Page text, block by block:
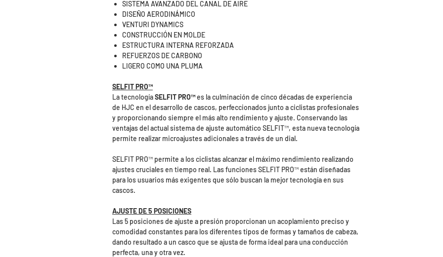
SISTEMA AVANZADO DEL CANAL DE AIRE
DISEÑO AERODINÁMICO
VENTURI DYNAMICS
CONSTRUCCIÓN EN MOLDE
ESTRUCTURA INTERNA REFORZADA
REFUERZOS DE CARBONO
LIGERO COMO UNA PLUMA
SELFIT PRO™️
La tecnologíaSELFIT PRO™️es la culminación de cinco décadas de experiencia
de HJC en el desarrollo de cascos, perfeccionados junto a ciclistas profesionales
y proporcionando siempre el más alto rendimiento y ajuste. Conservando las
ventajas del actual sistema de ajuste automático SELFIT™️, esta nueva tecnología
permite realizar microajustes adicionales a través de un dial.
SELFIT PRO™️ permite a los ciclistas alcanzar el máximo rendimiento realizando
ajustes cruciales en tiempo real. Las funciones SELFIT PRO™️ están diseñadas
para los usuarios más exigentes que sólo buscan la mejor tecnología en sus
cascos.
AJUSTE DE 5 POSICIONES
Las 5 posiciones de ajuste a presión proporcionan un acoplamiento preciso y
comodidad constantes para los diferentes tipos de formas y tamaños de cabeza,
dando resultado a un casco que se ajusta de forma ideal para una conducción
perfecta, una y otra vez.